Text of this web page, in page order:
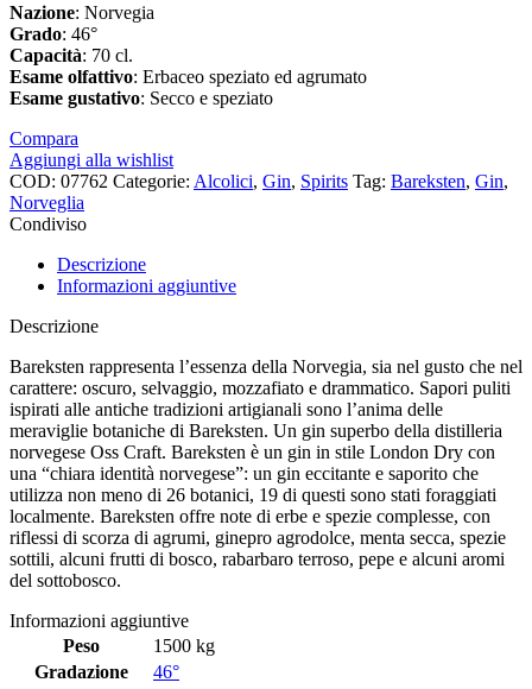
Nazione: Norvegia
Grado: 46°
Capacità: 70 cl.
Esame olfattivo: Erbaceo speziato ed agrumato
Esame gustativo: Secco e speziato
Compara
Aggiungi alla wishlist
COD: 07762 Categorie: Alcolici, Gin, Spirits Tag: Bareksten, Gin,
Norveglia
Condiviso
Descrizione
Informazioni aggiuntive
Descrizione
Bareksten rappresenta l’essenza della Norvegia, sia nel gusto che nel
carattere: oscuro, selvaggio, mozzafiato e drammatico. Sapori puliti
ispirati alle antiche tradizioni artigianali sono l’anima delle
meraviglie botaniche di Bareksten. Un gin superbo della distilleria
norvegese Oss Craft. Bareksten è un gin in stile London Dry con
una “chiara identità norvegese”: un gin eccitante e saporito che
utilizza non meno di 26 botanici, 19 di questi sono stati foraggiati
localmente. Bareksten offre note di erbe e spezie complesse, con
riflessi di scorza di agrumi, ginepro agrodolce, menta secca, spezie
sottili, alcuni frutti di bosco, rabarbaro terroso, pepe e alcuni aromi
del sottobosco.
Informazioni aggiuntive
Peso
1500 kg
Gradazione
46°